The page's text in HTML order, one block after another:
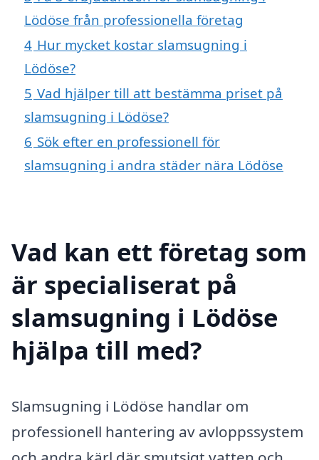
Lödöse från professionella företag
4 Hur mycket kostar slamsugning i
Lödöse?
5 Vad hjälper till att bestämma priset på
slamsugning i Lödöse?
6 Sök efter en professionell för
slamsugning i andra städer nära Lödöse
Vad kan ett företag som
är specialiserat på
slamsugning i Lödöse
hjälpa till med?
Slamsugning i Lödöse handlar om
professionell hantering av avloppssystem